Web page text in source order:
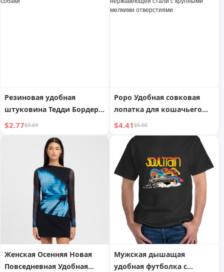
Резиновая удобная
штуковина Тедди Бордер-
колли Тренировка собаки
$2.77$3.69
Popo Удобная совковая
лопатка для кошачьего
наполнителя из
нержавеющей стали с
крупными мелкими
отверстиями
$4.41$5.88
Женская Осенняя Новая
Повседневная Удобная
Мужская дышащая
удобная футболка с